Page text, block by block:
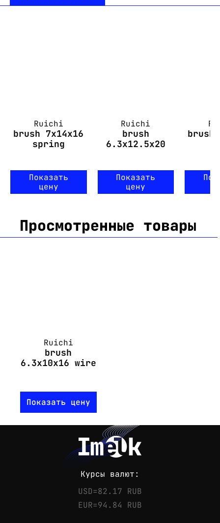
Ruichi
brush 7x14x16
spring
Показать
цену
Ruichi
brush
6.3x12.5x20
Показать
цену
Просмотренные товары
Ruichi
brush
6.3x10x16 wire
Показать цену
Курсы валют:
USD=82.17 RUB
EUR=94.84 RUB